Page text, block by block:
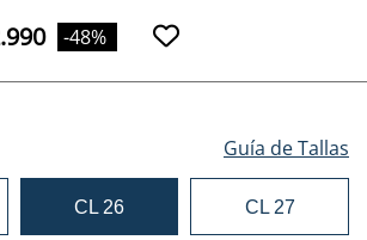
-48%
Guía de Tallas
CL 26 CL 27